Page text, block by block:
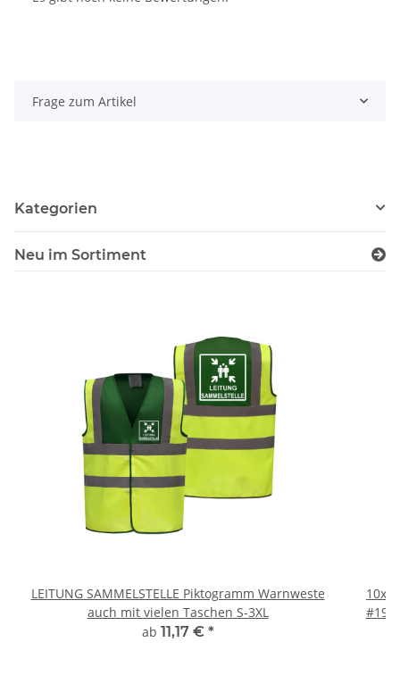
Frage zum Artikel
Kategorien
Neu im Sortiment
LEITUNG SAMMELSTELLE Piktogramm Warnweste
auch mit vielen Taschen S-3XL
ab 11,17 € *
10x
#190